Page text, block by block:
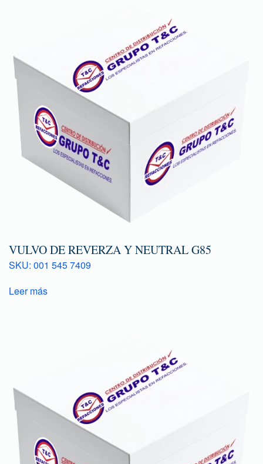
VULVO DE REVERZA Y NEUTRAL G85
SKU: 001 545 7409
Leer más